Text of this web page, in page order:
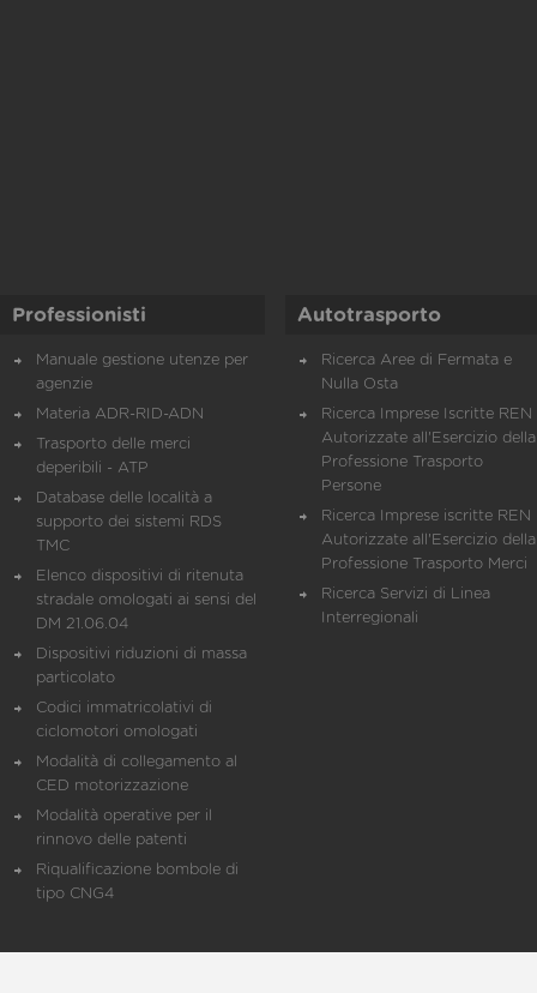
Professionisti
Manuale gestione utenze per
agenzie
Materia ADR-RID-ADN
Trasporto delle merci
deperibili - ATP
Database delle località a
supporto dei sistemi RDS
TMC
Elenco dispositivi di ritenuta
stradale omologati ai sensi del
DM 21.06.04
Dispositivi riduzioni di massa
particolato
Codici immatricolativi di
ciclomotori omologati
Modalità di collegamento al
CED motorizzazione
Modalità operative per il
rinnovo delle patenti
Riqualificazione bombole di
tipo CNG4
Autotrasporto
Ricerca Aree di Fermata e
Nulla Osta
Ricerca Imprese Iscritte REN
Autorizzate all'Esercizio della
Professione Trasporto
Persone
Ricerca Imprese iscritte REN
Autorizzate all'Esercizio della
Professione Trasporto Merci
Ricerca Servizi di Linea
Interregionali